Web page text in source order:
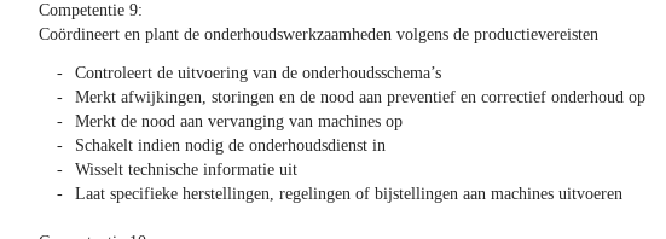
Competentie 9:
Coördineert en plant de onderhoudswerkzaamheden volgens de productievereisten
Controleert de uitvoering van de onderhoudsschema’s
Merkt afwijkingen, storingen en de nood aan preventief en correctief onderhoud op
Merkt de nood aan vervanging van machines op
Schakelt indien nodig de onderhoudsdienst in
Wisselt technische informatie uit
Laat specifieke herstellingen, regelingen of bijstellingen aan machines uitvoeren